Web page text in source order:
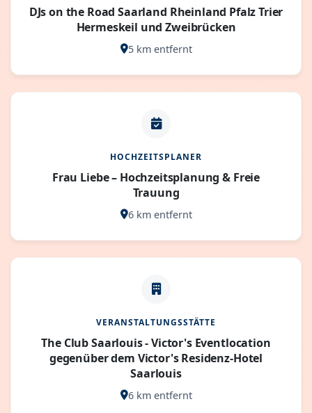
DJs on the Road Saarland Rheinland Pfalz Trier
Hermeskeil und Zweibrücken
5 km entfernt
HOCHZEITSPLANER
Frau Liebe – Hochzeitsplanung & Freie
Trauung
6 km entfernt
VERANSTALTUNGSSTÄTTE
The Club Saarlouis - Victor's Eventlocation
gegenüber dem Victor's Residenz-Hotel
Saarlouis
6 km entfernt